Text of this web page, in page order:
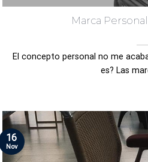
Marca
El concepto personal no me
es? Las
16
Nov